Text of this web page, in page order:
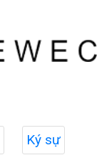
Ký sự